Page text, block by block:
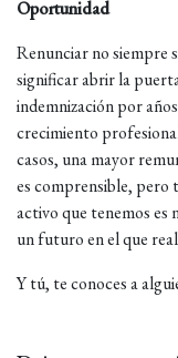
Oportunidad
Renunciar no siempre
significar abrir la
indemnización por
crecimiento
casos, una mayor
es comprensible, pero
activo que tenemos
un futuro en el que
Y tú, te conoces a